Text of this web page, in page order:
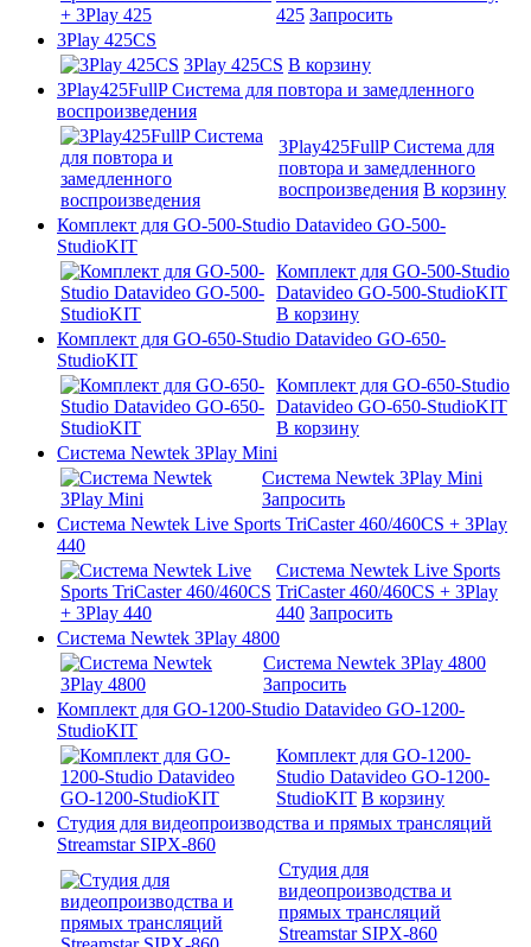
425 Запросить
3Play 425CS
3Play 425CS В корзину
3Play425FullP Система для повтора и замедленного
воспроизведения
3Play425FullP Система для
повтора и замедленного
воспроизведения В корзину
Комплект для GO-500-Studio Datavideo GO-500-
StudioKIT
Комплект для GO-500-Studio
Datavideo GO-500-StudioKIT
В корзину
Комплект для GO-650-Studio Datavideo GO-650-
StudioKIT
Комплект для GO-650-Studio
Datavideo GO-650-StudioKIT
В корзину
Система Newtek 3Play Mini
Система Newtek 3Play Mini
Запросить
Система Newtek Live Sports TriCaster 460/460CS + 3Play
440
Система Newtek Live Sports
TriCaster 460/460CS + 3Play
440 Запросить
Система Newtek 3Play 4800
Система Newtek 3Play 4800
Запросить
Комплект для GO-1200-Studio Datavideo GO-1200-
StudioKIT
Комплект для GO-1200-
Studio Datavideo GO-1200-
StudioKIT В корзину
Студия для видеопроизводства и прямых трансляций
Streamstar SIPX-860
Студия для
видеопроизводства и
прямых трансляций
Streamstar SIPX-860